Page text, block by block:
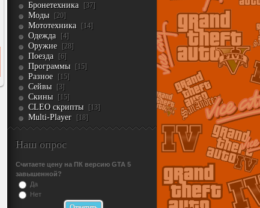
Бронетехника [37]
Моды [20]
Мототехника [14]
Одежда [4]
Оружие [28]
Поезда [6]
Программы [15]
Разное [15]
Сейвы [3]
Скины [15]
CLEO скрипты [13]
Multi-Player [18]
Наш опрос
Считаете цену на ПК версию GTA 5
завышенной?
Да
Нет